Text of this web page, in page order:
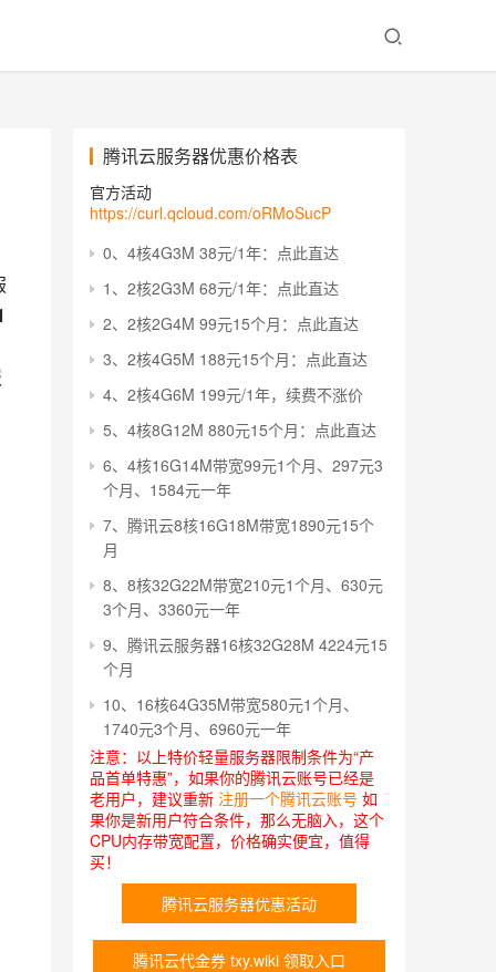
腾讯云服务器优惠价格表
官方活动
https://curl.qcloud.com/oRMoSucP
0、4核4G3M 38元/1年：点此直达
1、2核2G3M 68元/1年：点此直达
2、2核2G4M 99元15个月：点此直达
3、2核4G5M 188元15个月：点此直达
4、2核4G6M 199元/1年，续费不涨价
5、4核8G12M 880元15个月：点此直达
6、4核16G14M带宽99元1个月、297元3
个月、1584元一年
7、腾讯云8核16G18M带宽1890元15个
月
8、8核32G22M带宽210元1个月、630元
3个月、3360元一年
9、腾讯云服务器16核32G28M 4224元15
个月
10、16核64G35M带宽580元1个月、
1740元3个月、6960元一年
注意：以上特价轻量服务器限制条件为“产
品首单特惠”，如果你的腾讯云账号已经是
老用户，建议重新 注册一个腾讯云账号 如
果你是新用户符合条件，那么无脑入，这个
CPU内存带宽配置，价格确实便宜，值得
买！
腾讯云服务器优惠活动
腾讯云代金券 txy.wiki 领取入口